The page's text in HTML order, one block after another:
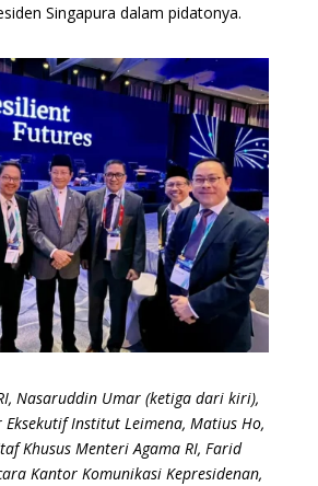
Singapura dalam pidatonya.
Nasaruddin Umar (ketiga dari kiri),
Institut Leimena, Matius Ho,
Khusus Menteri Agama RI, Farid
Kantor Komunikasi Kepresidenan,